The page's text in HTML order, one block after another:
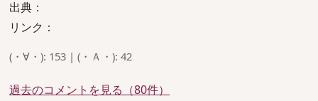
出典：
リンク：
(・∀・): 153 | (・Ａ・): 42
過去のコメントを見る（80件）